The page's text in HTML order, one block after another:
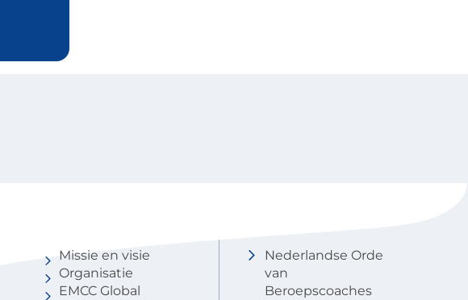
Missie en visie
Organisatie
EMCC Global
Nederlandse Orde
van
Beroepscoaches